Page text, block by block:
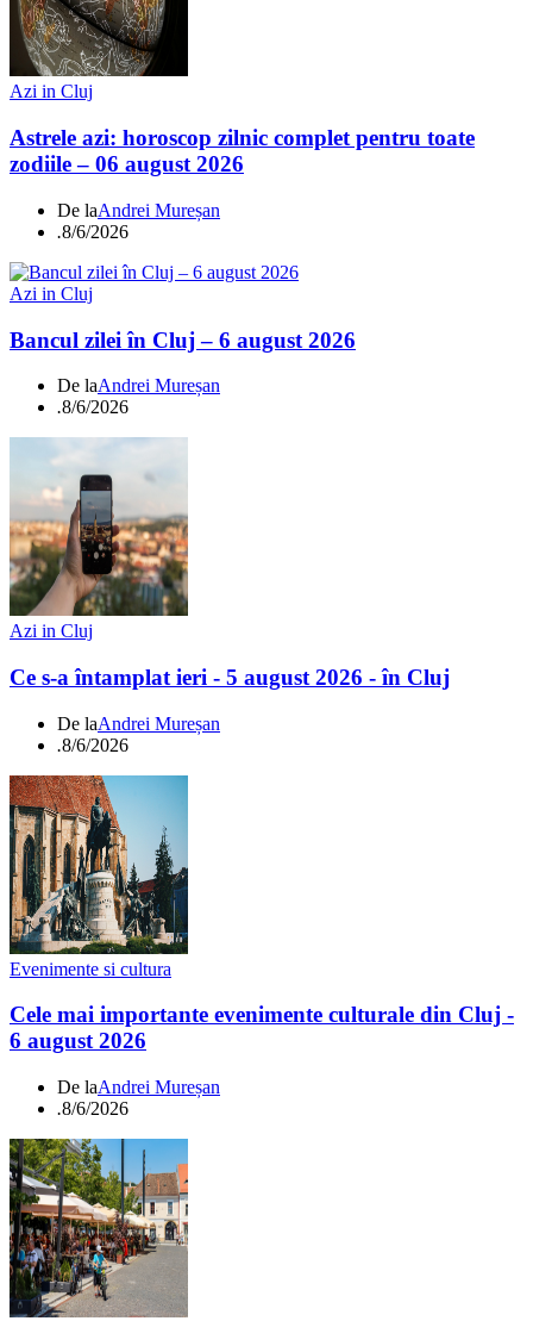
Azi in Cluj
Astrele azi: horoscop zilnic complet pentru toate
zodiile – 06 august 2026
De laAndrei Mureșan
.8/6/2026
Azi in Cluj
Bancul zilei în Cluj – 6 august 2026
De laAndrei Mureșan
.8/6/2026
Azi in Cluj
Ce s-a întamplat ieri - 5 august 2026 - în Cluj
De laAndrei Mureșan
.8/6/2026
Evenimente si cultura
Cele mai importante evenimente culturale din Cluj -
6 august 2026
De laAndrei Mureșan
.8/6/2026